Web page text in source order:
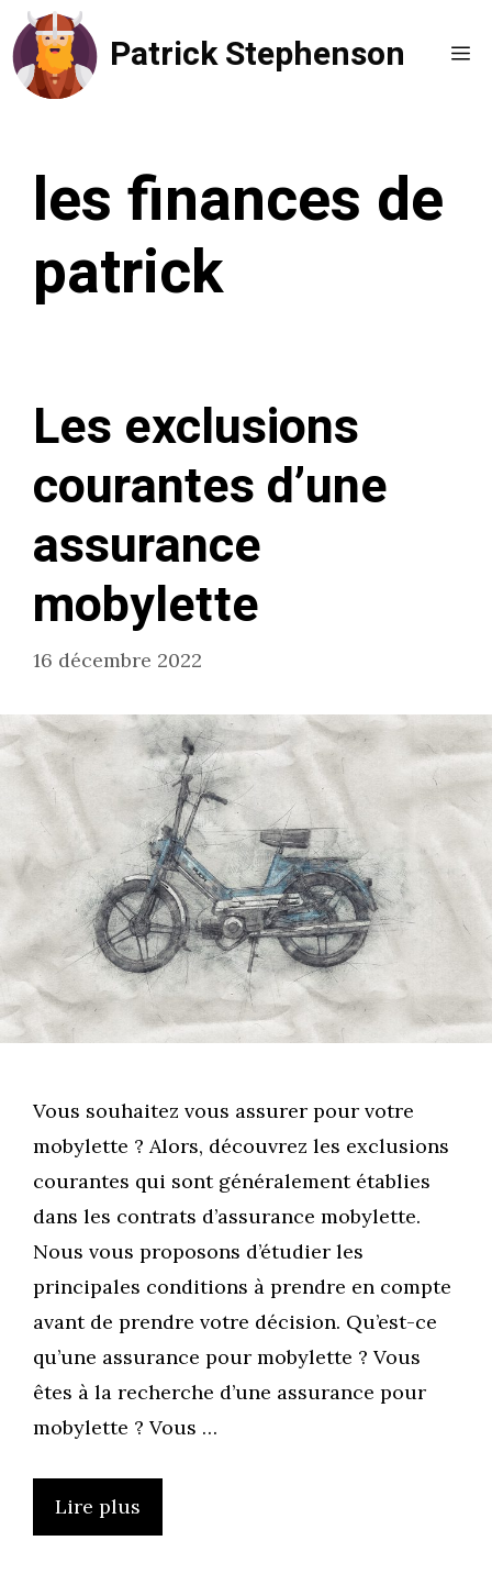
Aller
au
contenu
Patrick Stephenson
les finances de
patrick
Les exclusions
courantes d’une
assurance
mobylette
16 décembre 2022
Vous souhaitez vous assurer pour votre
mobylette ? Alors, découvrez les exclusions
courantes qui sont généralement établies
dans les contrats d’assurance mobylette.
Nous vous proposons d’étudier les
principales conditions à prendre en compte
avant de prendre votre décision. Qu’est-ce
qu’une assurance pour mobylette ? Vous
êtes à la recherche d’une assurance pour
mobylette ? Vous …
Lire plus